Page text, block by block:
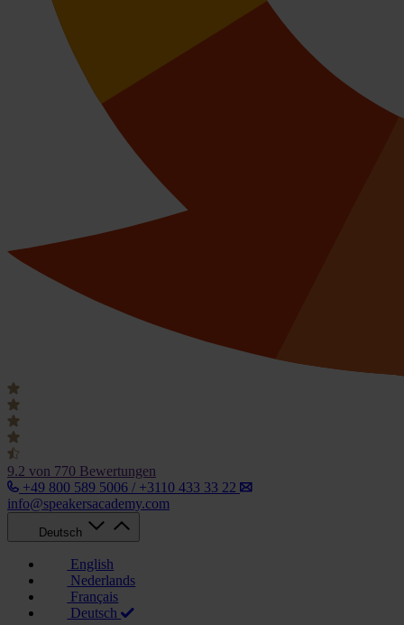
9.2 von 770 Bewertungen
+49 800 589 5006 / +3110 433 33 22
info@speakersacademy.com
Deutsch
English
Nederlands
Français
Deutsch